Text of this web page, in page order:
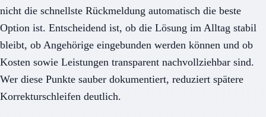
nicht die schnellste Rückmeldung automatisch die beste
Option ist. Entscheidend ist, ob die Lösung im Alltag stabil
bleibt, ob Angehörige eingebunden werden können und ob
Kosten sowie Leistungen transparent nachvollziehbar sind.
Wer diese Punkte sauber dokumentiert, reduziert spätere
Korrekturschleifen deutlich.